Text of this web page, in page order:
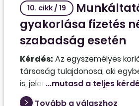
10. cikk / 19
gyakorlása fizetés
szabadság esetén
Kérdés: Az egyszemélyes
társaság tulajdonosa, aki
is, jelenleg terhes. Az
kívánja venni a TGYÁS-t, illetve
Tovább a válaszhoz